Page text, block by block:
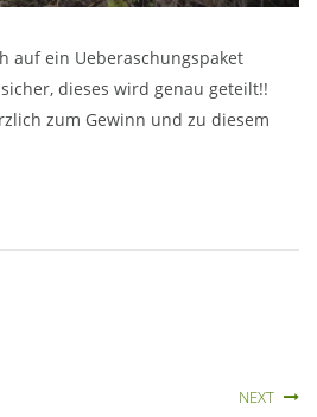
auf ein Ueberaschungspaket
dieses wird genau geteilt!!
zum Gewinn und zu diesem
NEXT